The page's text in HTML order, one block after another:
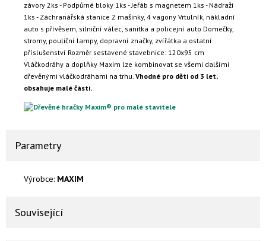
závory 2ks - Podpůrné bloky 1ks - Jeřáb s magnetem 1ks - Nádraží
1ks - Záchranářská stanice 2 mašinky, 4 vagony Vrtulník, nákladní
auto s přívěsem, silniční válec, sanitka a policejní auto Domečky,
stromy, pouliční lampy, dopravní značky, zvířátka a ostatní
příslušenství Rozměr sestavené stavebnice: 120x95 cm
Vláčkodráhy a doplňky Maxim lze kombinovat se všemi dalšími
dřevěnými vláčkodráhami na trhu. Vhodné pro děti od 3 let,
obsahuje malé části.
Parametry
Výrobce: MAXIM
Související